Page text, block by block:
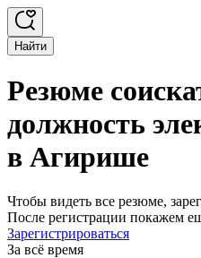
Найти
Резюме
должность
в Агирише
Чтобы видеть все резюме,
После регистрации покажем
Зарегистрироваться
За всё время